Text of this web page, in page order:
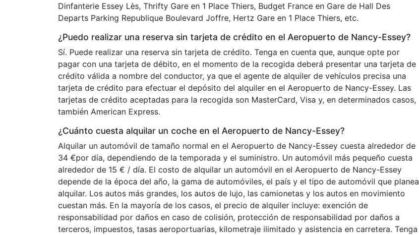
Dinfanterie Essey Lès, Thrifty Gare en 1 Place Thiers, Budget France en Gare de Hall Des
Departs Parking Republique Boulevard Joffre, Hertz Gare en 1 Place Thiers, etc.
¿Puedo realizar una reserva sin tarjeta de crédito en el Aeropuerto de Nancy-Essey?
Sí. Puede realizar una reserva sin tarjeta de crédito. Tenga en cuenta que, aunque opte por
pagar con una tarjeta de débito, en el momento de la recogida deberá presentar una tarjeta de
crédito válida a nombre del conductor, ya que el agente de alquiler de vehículos precisa una
tarjeta de crédito para efectuar el depósito del alquiler en el Aeropuerto de Nancy-Essey. Las
tarjetas de crédito aceptadas para la recogida son MasterCard, Visa y, en determinados casos,
también American Express.
¿Cuánto cuesta alquilar un coche en el Aeropuerto de Nancy-Essey?
Alquilar un automóvil de tamaño normal en el Aeropuerto de Nancy-Essey cuesta alrededor de
34 €por día, dependiendo de la temporada y el suministro. Un automóvil más pequeño cuesta
alrededor de 15 € / día. El costo de alquilar un automóvil en el Aeropuerto de Nancy-Essey
depende de la época del año, la gama de automóviles, el país y el tipo de automóvil que planea
alquilar. Los autos más grandes, los autos de lujo, las camionetas y los autos en movimiento
cuestan más. En la mayoría de los casos, el precio de alquiler incluye: exención de
responsabilidad por daños en caso de colisión, protección de responsabilidad por daños a
terceros, impuestos, tasas aeroportuarias, kilometraje ilimitado y asistencia en carretera. Tenga